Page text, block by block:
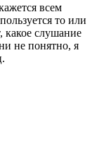
всем
то или
какое слушание
не понятно, я